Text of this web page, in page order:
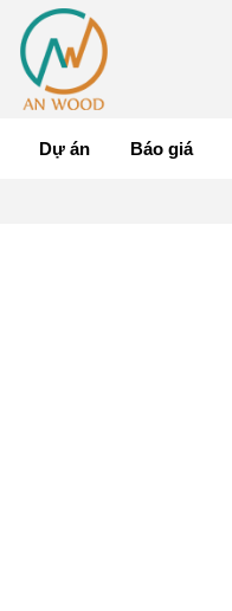
Dự án Báo giá